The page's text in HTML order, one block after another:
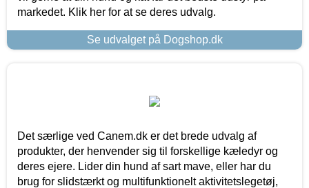
markedet. Klik her for at se deres udvalg.
Se udvalget på Dogshop.dk
Det særlige ved Canem.dk er det brede udvalg af
produkter, der henvender sig til forskellige kæledyr og
deres ejere. Lider din hund af sart mave, eller har du
brug for slidstærkt og multifunktionelt aktivitetslegetøj,